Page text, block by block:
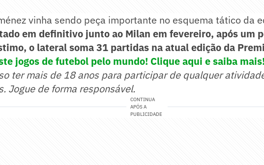
vinha sendo peça importante no esquema tático da
em definitivo junto ao Milan em fevereiro, após um
o lateral soma 31 partidas na atual edição da
jogos de futebol pelo mundo! Clique aqui e saiba mais!
ter mais de 18 anos para participar de qualquer
Jogue de forma responsável.
CONTINUA
APÓS A
PUBLICIDADE